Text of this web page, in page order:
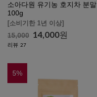
소아다원 유기농 호지차 분말
100g
[소비기한 1년 이상]
15,000 14,000원
리뷰 27
5%